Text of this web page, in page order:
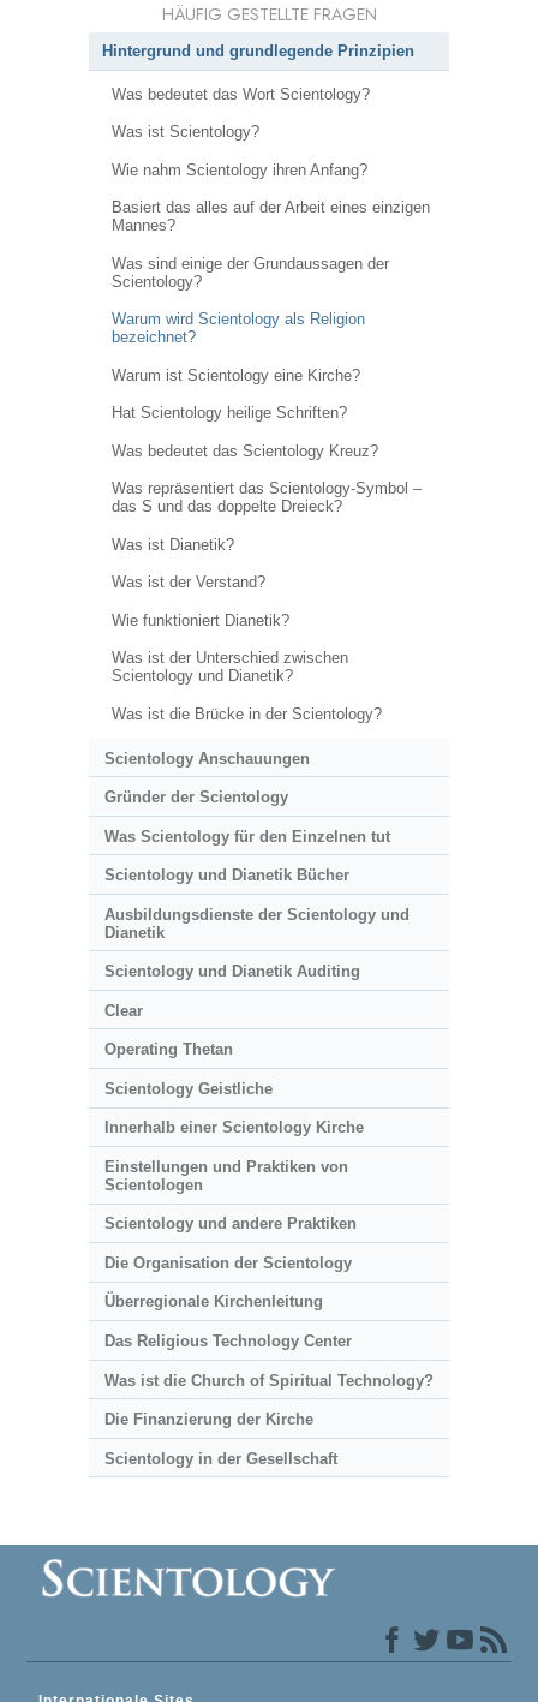
HÄUFIG GESTELLTE FRAGEN
Hintergrund und grundlegende Prinzipien
Was bedeutet das Wort Scientology?
Was ist Scientology?
Wie nahm Scientology ihren Anfang?
Basiert das alles auf der Arbeit eines einzigen
Mannes?
Was sind einige der Grundaussagen der
Scientology?
Warum wird Scientology als Religion
bezeichnet?
Warum ist Scientology eine Kirche?
Hat Scientology heilige Schriften?
Was bedeutet das Scientology Kreuz?
Was repräsentiert das Scientology-Symbol –
das S und das doppelte Dreieck?
Was ist Dianetik?
Was ist der Verstand?
Wie funktioniert Dianetik?
Was ist der Unterschied zwischen
Scientology und Dianetik?
Was ist die Brücke in der Scientology?
Scientology Anschauungen
Gründer der Scientology
Was Scientology für den Einzelnen tut
Scientology und Dianetik Bücher
Ausbildungsdienste der Scientology und
Dianetik
Scientology und Dianetik Auditing
Clear
Operating Thetan
Scientology Geistliche
Innerhalb einer Scientology Kirche
Einstellungen und Praktiken von
Scientologen
Scientology und andere Praktiken
Die Organisation der Scientology
Überregionale Kirchenleitung
Das Religious Technology Center
Was ist die Church of Spiritual Technology?
Die Finanzierung der Kirche
Scientology in der Gesellschaft